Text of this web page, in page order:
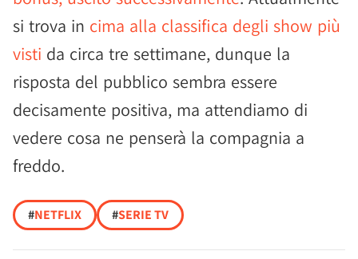
si trova in cima alla classifica degli show più
visti da circa tre settimane, dunque la
risposta del pubblico sembra essere
decisamente positiva, ma attendiamo di
vedere cosa ne penserà la compagnia a
freddo.
#NETFLIX #SERIE TV